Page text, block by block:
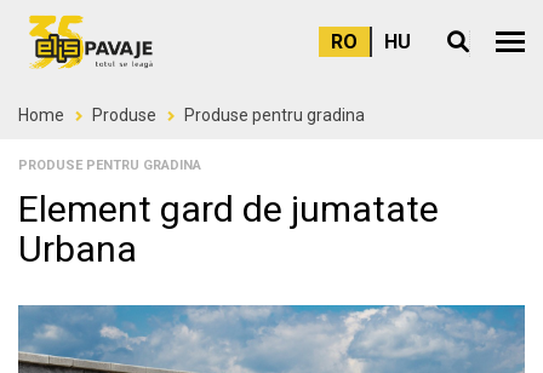
RO HU Meniu
Home Produse Produse pentru gradina
PRODUSE PENTRU GRADINA
Element gard de jumatate
Urbana